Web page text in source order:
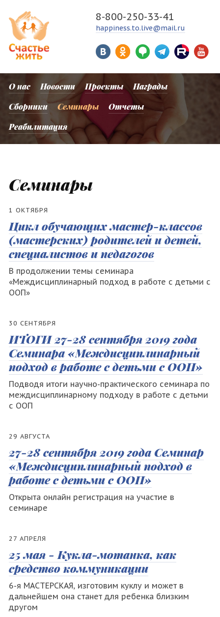
8-800-250-33-41
happiness.to.live@mail.ru
О нас Новости Проекты
Награды
Сборники
Семинары
Отчеты
Реабилитация
Семинары
1 ОКТЯБРЯ
Цикл обучающих мастер-классов
(мастерских) родителей и детей,
специалистов и педагогов
В продолжении темы семинара
«Междисциплинарный подход в работе с детьми с
ООП»
30 СЕНТЯБРЯ
ИТОГИ 27-28 сентября 2019 года
Семинара «Междисциплинарный
подход в работе с детьми с ООП»
Подводя итоги научно-практического семинара по
междисциплинарному подходу в работе с детьми
с ООП
29 АВГУСТА
27-28 сентября 2019 года Семинар
«Междисциплинарный подход в
работе с детьми с ООП»
Открыта онлайн регистрация на участие в
семинаре
27 АПРЕЛЯ
25 мая - Кукла-мотанка, как
средство коммуникации
6-я МАСТЕРСКАЯ, изготовим куклу и может в
дальнейшем она станет для ребенка близким
другом